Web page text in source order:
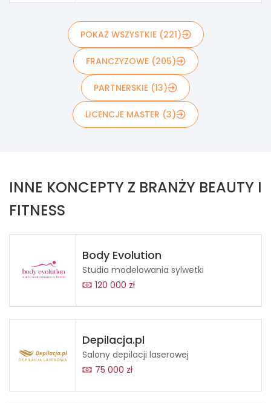
POKAŻ WSZYSTKIE (221)
FRANCZYZOWE (205)
PARTNERSKIE (13)
LICENCJE MASTER (3)
INNE KONCEPTY Z BRANŻY BEAUTY I
FITNESS
Body Evolution
Studia modelowania sylwetki
120 000 zł
Depilacja.pl
Salony depilacji laserowej
75 000 zł